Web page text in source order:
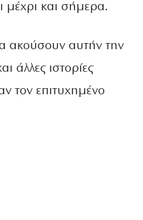
μέχρι και σήμερα.
ακούσουν αυτήν την
άλλες ιστορίες
τον επιτυχημένο